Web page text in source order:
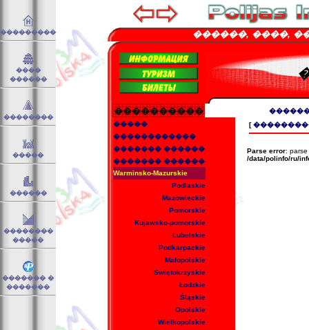
���������
����
������
��������
�����
������
��������
�����
������� �
�������
������, ����, ��.
����������
�����
������������
������� ������
������� ������
Warminsko-Mazurskie
Podlaskie
Mazowieckie
Pomorskie
Kujawsko-pomorskie
Lubelskie
Podkarpackie
Małopolskie
Swiętokrzyskie
Łodzkie
Śląskie
Opolskie
Wielkopolskie
[
Parse error: parse
/data/polinfo/ru/